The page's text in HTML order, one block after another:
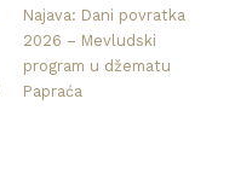
Najava: Dani povratka
2026 – Mevludski
program u džematu
Papraća